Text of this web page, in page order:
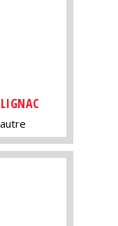
autre